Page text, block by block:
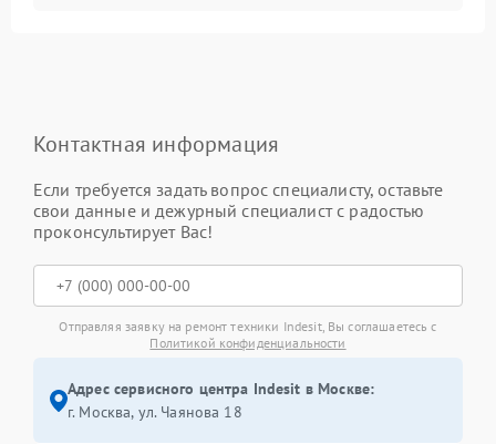
Контактная информация
Если требуется задать вопрос специалисту, оставьте
свои данные и дежурный специалист с радостью
проконсультирует Вас!
Отправляя заявку на ремонт техники Indesit, Вы соглашаетесь с
Политикой конфиденциальности
Адрес сервисного центра Indesit в Москве:
г. Москва, ул. Чаянова 18